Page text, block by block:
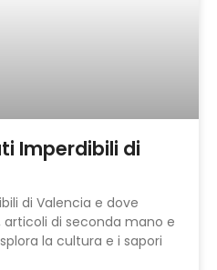
Imperdibili di
di Valencia e dove
di seconda mano e
la cultura e i sapori